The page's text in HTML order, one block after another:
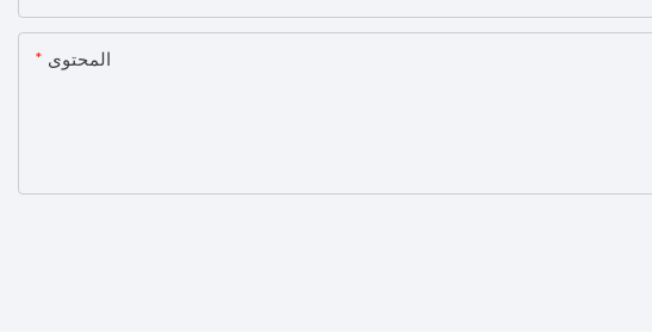
المحتوى